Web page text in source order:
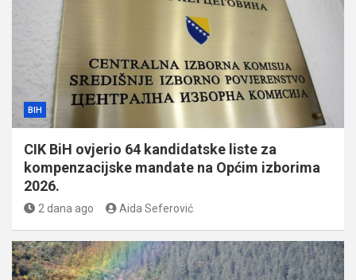
BIH
CIK BiH ovjerio 64 kandidatske liste za
kompenzacijske mandate na Općim izborima
2026.
2 dana ago Aida Seferović